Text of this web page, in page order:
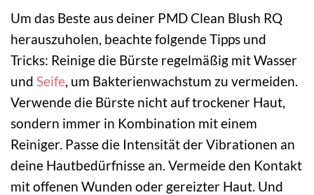
Um das Beste aus deiner PMD Clean Blush RQ
herauszuholen, beachte folgende Tipps und
Tricks: Reinige die Bürste regelmäßig mit Wasser
und Seife, um Bakterienwachstum zu vermeiden.
Verwende die Bürste nicht auf trockener Haut,
sondern immer in Kombination mit einem
Reiniger. Passe die Intensität der Vibrationen an
deine Hautbedürfnisse an. Vermeide den Kontakt
mit offenen Wunden oder gereizter Haut. Und